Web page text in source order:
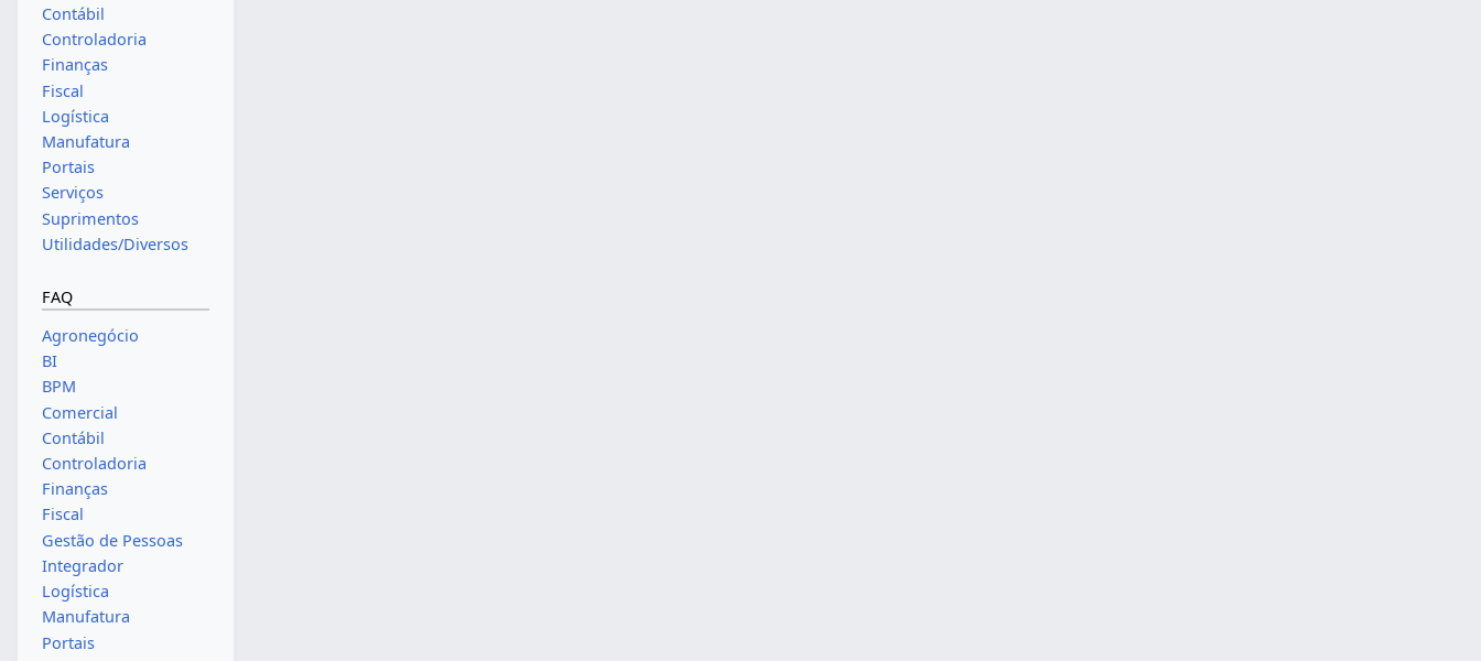
Contábil
Controladoria
Finanças
Fiscal
Logística
Manufatura
Portais
Serviços
Suprimentos
Utilidades/Diversos
FAQ
Agronegócio
BI
BPM
Comercial
Contábil
Controladoria
Finanças
Fiscal
Gestão de Pessoas
Integrador
Logística
Manufatura
Portais